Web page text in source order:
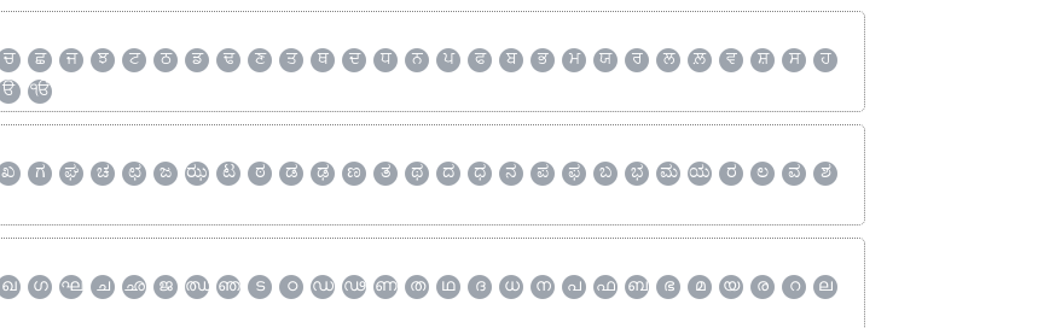
ਚ ਛ ਜ ਝ ਟ ਠ ਡ ਢ ਣ ਤ ਥ ਦ ਧ ਨ ਪ ਫ ਬ ਭ ਮ ਯ ਰ ਲ ਲ਼ ਵ ਸ਼ ਸ
ਹ
ੳ ੴ
ಖ ಗ ಘ ಚ ಛ ಜ ಝ ಟ ಠ ಡ ಢ ಣ ತ ಥ ದ ಧ ನ ಪ ಫ ಬ ಭ ಮ ಯ ರ ಲ ವ
ಶ
ഖ ഗ ഘ ച ഛ ജ ഝ ഞ ട ഠ ഡ ഢ ണ ത ഥ ദ ധ ന പ ഫ ബ ഭ മ യ ര റ
ല